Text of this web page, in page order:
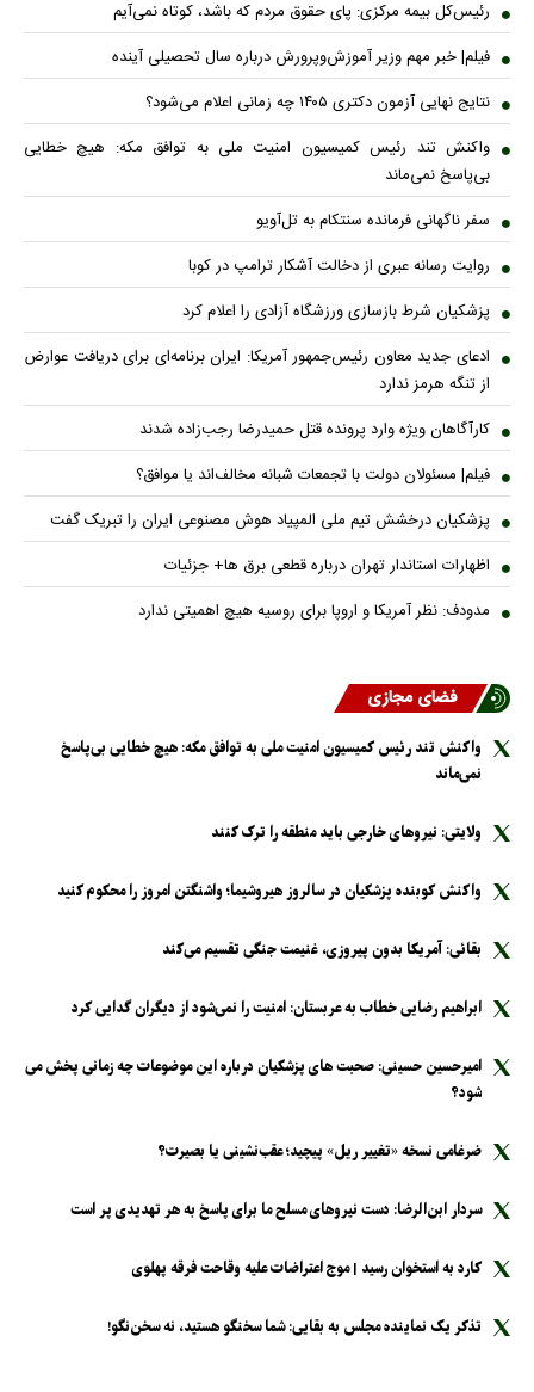
رئیس‌کل بیمه مرکزی: پای حقوق مردم که باشد، کوتاه نمی‌آیم
فیلم| خبر مهم وزیر آموزش‌وپرورش درباره سال تحصیلی آینده
نتایج نهایی آزمون دکتری ۱۴۰۵ چه زمانی اعلام می‌شود؟
واکنش تند رئیس کمیسیون امنیت ملی به توافق مکه: هیچ خطایی
بی‌پاسخ نمی‌ماند
سفر ناگهانی فرمانده سنتکام به تل‌آویو
روایت رسانه عبری از دخالت آشکار ترامپ در کوبا
پزشکیان شرط بازسازی ورزشگاه آزادی را اعلام کرد
ادعای جدید معاون رئیس‌جمهور آمریکا: ایران برنامه‌ای برای دریافت عوارض
از تنگه هرمز ندارد
کارآگاهان ویژه وارد پرونده قتل حمیدرضا رجب‌زاده شدند
فیلم| مسئولان دولت با تجمعات شبانه مخالف‌اند یا موافق؟
پزشکیان درخشش تیم ملی المپیاد هوش مصنوعی ایران را تبریک گفت
اظهارات استاندار تهران درباره قطعی برق ها+ جزئیات
مدودف: نظر آمریکا و اروپا برای روسیه هیچ اهمیتی ندارد
فضای مجازی
واکنش تند رئیس کمیسیون امنیت ملی به توافق مکه: هیچ خطایی بی‌پاسخ
نمی‌ماند
ولایتی: نیرو‌های خارجی باید منطقه را ترک کنند
واکنش کوبنده پزشکیان در سالروز هیروشیما؛ واشنگتن امروز را محکوم کنید
بقائی: آمریکا بدون پیروزی، غنیمت جنگی تقسیم می‌کند
ابراهیم رضایی خطاب به عربستان: امنیت را نمی‌شود از دیگران گدایی کرد
امیرحسین حسینی: صحبت های پزشکیان درباره این موضوعات چه زمانی پخش می
شود؟
ضرغامی نسخه «تغییر ریل» پیچید؛ عقب‌نشینی یا بصیرت؟
سردار ابن‌الرضا: دست نیرو‌های مسلح ما برای پاسخ به هر تهدیدی پر است
کارد به استخوان رسید | موج اعتراضات علیه وقاحت فرقه پهلوی
تذکر یک نماینده مجلس به بقایی: شما سخنگو هستید، نه سخن‌نگو!